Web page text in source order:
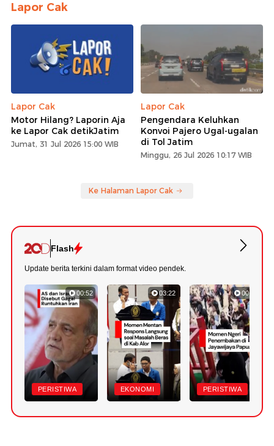
Lapor Cak
Lapor Cak
Motor Hilang? Laporin Aja
ke Lapor Cak detikJatim
Jumat, 31 Jul 2026 15:00 WIB
Lapor Cak
Pengendara Keluhkan
Konvoi Pajero Ugal-ugalan
di Tol Jatim
Minggu, 26 Jul 2026 10:17 WIB
Ke Halaman Lapor Cak
Flash
Update berita terkini dalam format video pendek.
00:52
PERISTIWA
03:22
EKONOMI
00:42
PERISTIWA